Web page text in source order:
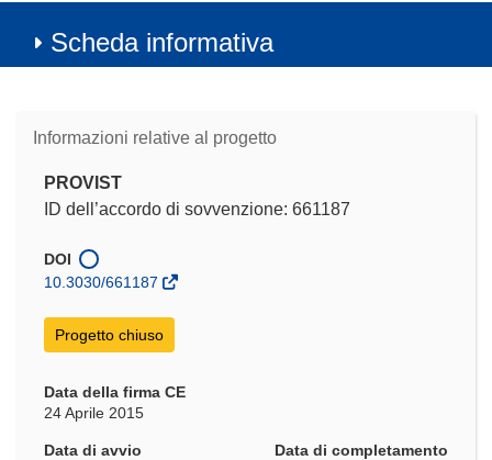
Scheda informativa
Informazioni relative al progetto
PROVIST
ID dell’accordo di sovvenzione: 661187
DOI
10.3030/661187
Progetto chiuso
Data della firma CE
24 Aprile 2015
Data di avvio
Data di completamento